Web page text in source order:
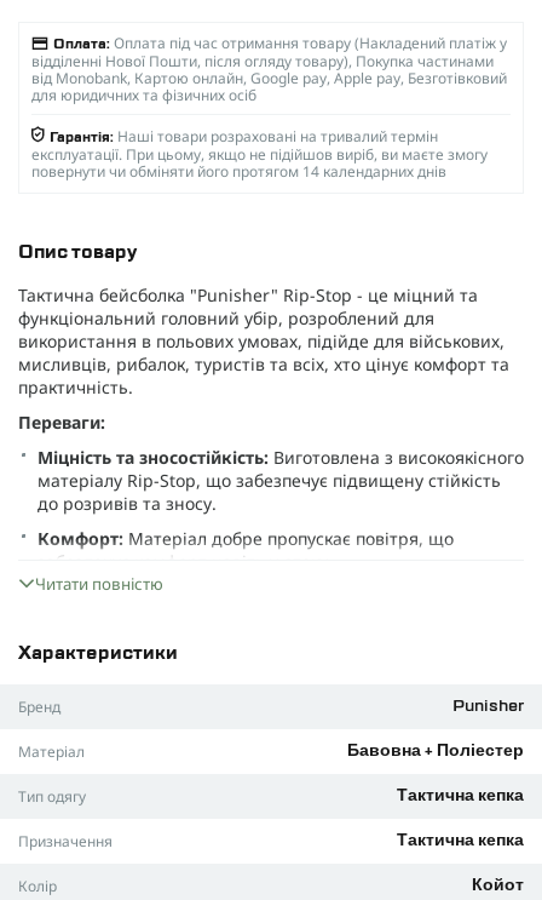
Оплата: Оплата під час отримання товару (Накладений платіж у
відділенні Нової Пошти, після огляду товару), Покупка частинами
від Monobank, Картою онлайн, Google pay, Apple pay, Безготівковий
для юридичних та фізичних осіб
Гарантія: Наші товари розраховані на тривалий термін
експлуатації. При цьому, якщо не підійшов виріб, ви маєте змогу
повернути чи обміняти його протягом 14 календарних днів
Опис товару
Тактична бейсболка "Punisher" Rip-Stop - це міцний та
функціональний головний убір, розроблений для
використання в польових умовах, підійде для військових,
мисливців, рибалок, туристів та всіх, хто цінує комфорт та
практичність.
Переваги:
Міцність та зносостійкість: Виготовлена з високоякісного
матеріалу Rip-Stop, що забезпечує підвищену стійкість
до розривів та зносу.
Комфорт: Матеріал добре пропускає повітря, що
забезпечує комфорт навіть у спеку.
Практичність:Бейсболка має регульований розмір, що
Універсальність:
Стильний дизайн:
Матеріал:
Rip-Stop (65% поліестер, 35% бавовна)
Розмір:регульований
Додаткова інформація:
Читати повністю
Характеристики
Бренд Punisher
Матеріал Бавовна + Поліестер
Тип одягу Тактична кепка
Призначення Тактична кепка
Колір Койот